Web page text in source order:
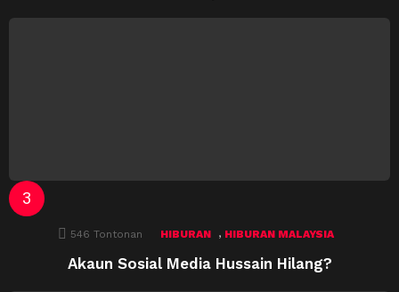
546 Tontonan HIBURAN , HIBURAN MALAYSIA
Akaun Sosial Media Hussain Hilang?